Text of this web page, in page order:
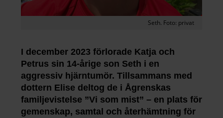
Seth. Foto: privat
I december 2023 förlorade Katja och
Petrus sin 14-årige son Seth i en
aggressiv hjärntumör. Tillsammans med
dottern Elise deltog de i Ågrenskas
familjevistelse ”Vi som mist” – en plats för
gemenskap, samtal och återhämtning för